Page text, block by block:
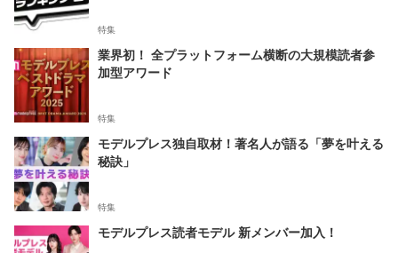
特集
業界初！ 全プラットフォーム横断の大規模読者参
加型アワード
特集
モデルプレス独自取材！著名人が語る「夢を叶える
秘訣」
特集
モデルプレス読者モデル 新メンバー加入！